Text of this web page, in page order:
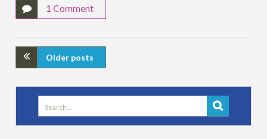
1 Comment
Older posts
Search
for: